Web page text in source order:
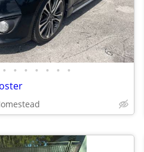
• • • • • • •